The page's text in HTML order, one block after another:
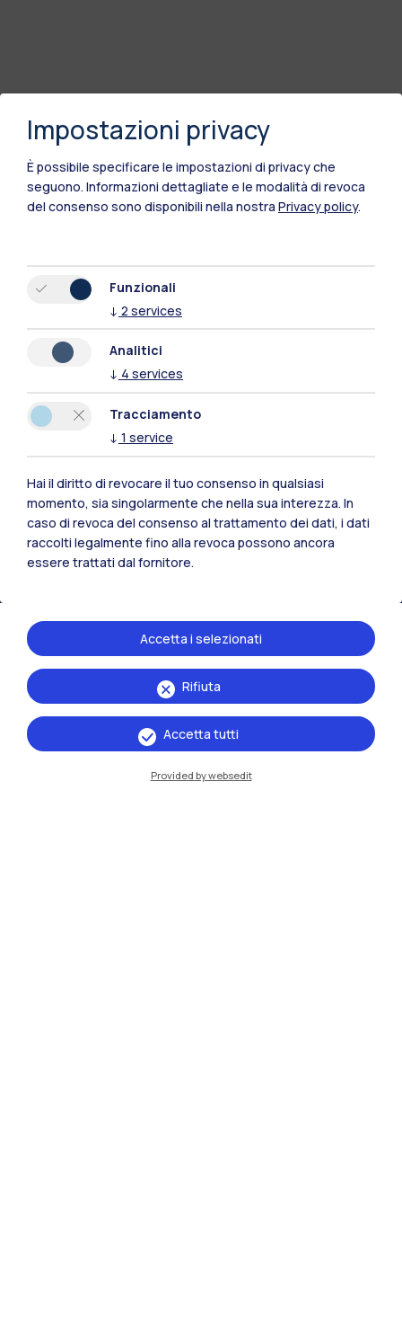
Polimi Community
Tutti i siti dell’ecosistema
Residenze
Impostazioni privacy
È possibile specificare le impostazioni di privacy che
seguono. Informazioni dettagliate e le modalità di revoca
del consenso sono disponibili nella nostra Privacy policy.
Funzionali
↓ 2 services
Analitici
↓ 4 services
Tracciamento
↓ 1 service
Hai il diritto di revocare il tuo consenso in qualsiasi
momento, sia singolarmente che nella sua interezza. In
caso di revoca del consenso al trattamento dei dati, i dati
raccolti legalmente fino alla revoca possono ancora
essere trattati dal fornitore.
Rifiuta
Accetta i selezionati
Accetta tutti
Provided by websedit